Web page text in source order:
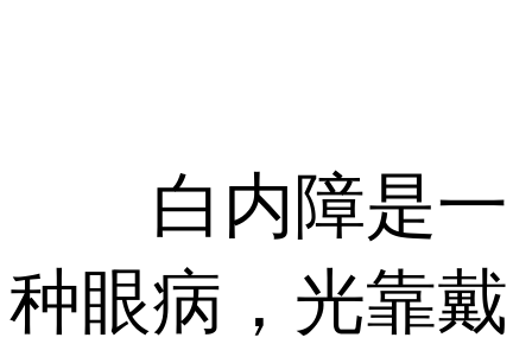
白内障是一
种眼病，光靠戴